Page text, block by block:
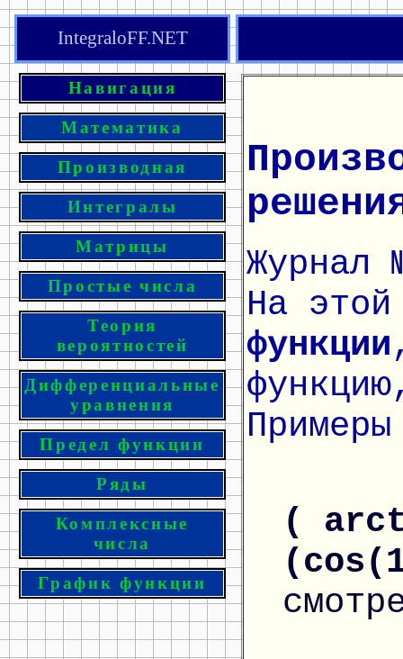
IntegraloFF.NET
Навигация
Математика
Производная
Интегралы
Матрицы
Простые числа
Теория
вероятностей
Дифференциальные
уравнения
Предел функции
Ряды
Комплексные
числа
График функции
Журнал
На
функции
(